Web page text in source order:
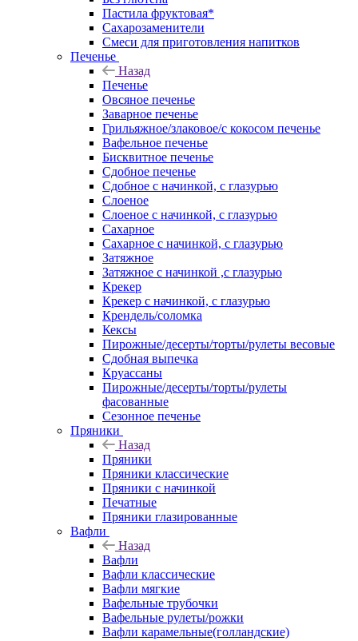
Пастила фруктовая*
Сахарозаменители
Смеси для приготовления напитков
Печенье
Назад
Печенье
Овсяное печенье
Заварное печенье
Грильяжное/злаковое/с кокосом печенье
Вафельное печенье
Бисквитное печенье
Сдобное печенье
Сдобное с начинкой, с глазурью
Слоеное
Слоеное с начинкой, с глазурью
Сахарное
Сахарное с начинкой, с глазурью
Затяжное
Затяжное с начинкой ,с глазурью
Крекер
Крекер с начинкой, с глазурью
Крендель/соломка
Кексы
Пирожные/десерты/торты/рулеты весовые
Сдобная выпечка
Круассаны
Пирожные/десерты/торты/рулеты
фасованные
Сезонное печенье
Пряники
Назад
Пряники
Пряники классические
Пряники с начинкой
Печатные
Пряники глазированные
Вафли
Назад
Вафли
Вафли классические
Вафли мягкие
Вафельные трубочки
Вафельные рулеты/рожки
Вафли карамельные(голландские)